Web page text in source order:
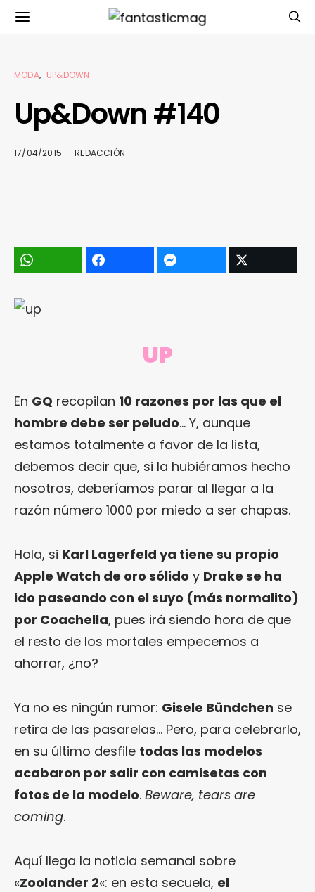
MODA UP&DOWN
Up&Down #140
17/04/2015 REDACCIÓN
UP
En GQ recopilan 10 razones por las que el
hombre debe ser peludo… Y, aunque
estamos totalmente a favor de la lista,
debemos decir que, si la hubiéramos hecho
nosotros, deberíamos parar al llegar a la
razón número 1000 por miedo a ser chapas.
Hola, si Karl Lagerfeld ya tiene su propio
Apple Watch de oro sólido y Drake se ha
ido paseando con el suyo (más normalito)
por Coachella, pues irá siendo hora de que
el resto de los mortales empecemos a
ahorrar, ¿no?
Ya no es ningún rumor: Gisele Bündchen se
retira de las pasarelas… Pero, para celebrarlo,
en su último desfile todas las modelos
acabaron por salir con camisetas con
fotos de la modelo. Beware, tears are
coming.
Aquí llega la noticia semanal sobre
«Zoolander 2«: en esta secuela, el